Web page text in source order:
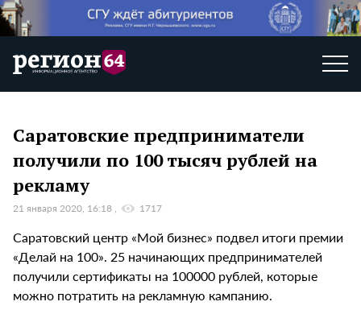
Саратовские предприниматели
получили по 100 тысяч рублей на
рекламу
21 января 2020, 16:18 1717
Саратовский центр «Мой бизнес» подвел итоги премии
«Делай на 100». 25 начинающих предпринимателей
получили сертификаты на 100000 рублей, которые
можно потратить на рекламную кампанию.